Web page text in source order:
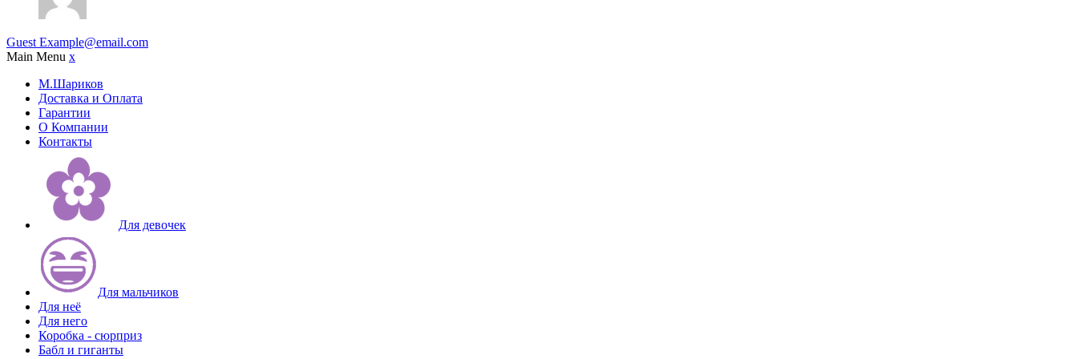
Guest Example@email.com
Main Menu x
М.Шариков
Доставка и Оплата
Гарантии
О Компании
Контакты
Для девочек
Для мальчиков
Для неё
Для него
Коробка - сюрприз
Бабл и гиганты